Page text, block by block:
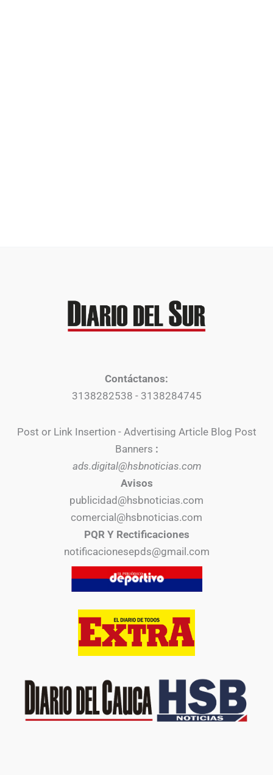
Contáctanos:
3138282538 - 3138284745
Post or Link Insertion - Advertising Article Blog Post
Banners :
ads.digital@hsbnoticias.com
Avisos
publicidad@hsbnoticias.com
comercial@hsbnoticias.com
PQR Y Rectificaciones
notificacionesepds@gmail.com